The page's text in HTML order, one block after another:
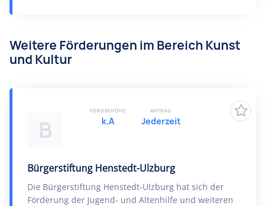
Weitere Förderungen im Bereich Kunst
und Kultur
B
Bürgerstiftung Henstedt-Ulzburg
Die Bürgerstiftung Henstedt-Ulzburg hat sich der
Förderung der Jugend- und Altenhilfe und weiteren
FÖRDERHÖHE
k.A
ANTRAG
Jederzeit